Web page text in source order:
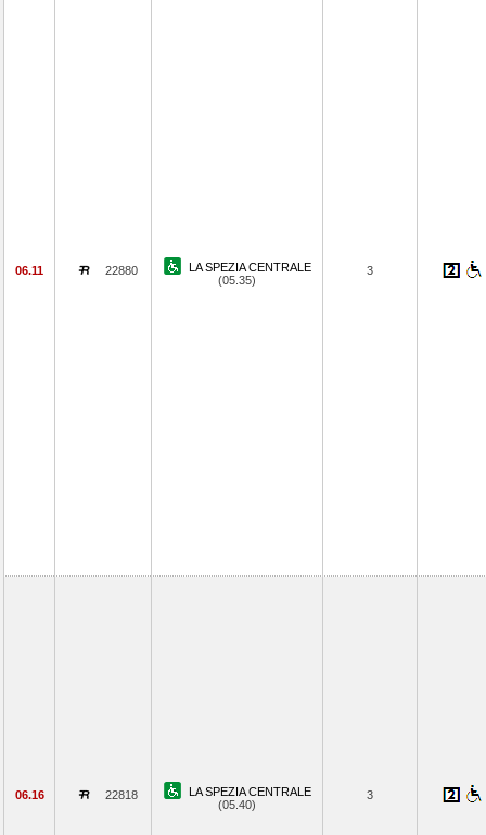
06.11 22880
LA SPEZIA CENTRALE
(05.35)
3
06.16 22818
LA SPEZIA CENTRALE
(05.40)
3